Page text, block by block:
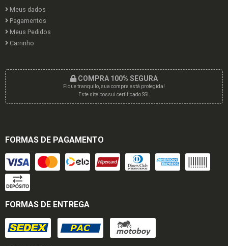
Meus dados
Pagamentos
Meus Pedidos
Carrinho
COMPRA 100% SEGURA
Fique tranquilo, sua compra está protegida!
Este site possui certificado SSL
FORMAS DE PAGAMENTO
FORMAS DE ENTREGA